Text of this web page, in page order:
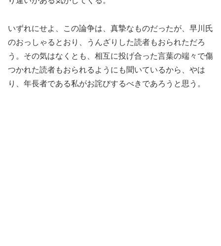
いずれにせよ、この論争は、真摯なものだったが、早川氏
のおっしゃるとおり、うんざりした読者もおられただろ
う。その気はなくとも、相互に投げ合った言葉の端々で傷
つかれた読者もおられるようにも聞いているから、やは
り、年長者である私がお詫びするべきであろうと思う。